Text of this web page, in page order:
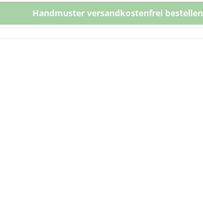
Handmuster versandkostenfrei bestellen